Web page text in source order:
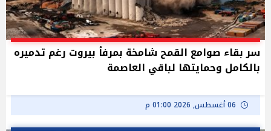
سر بقاء صوامع القمح شامخة بمرفأ بيروت رغم تدميره
بالكامل وحمايتها لباقي العاصمة
06 أغسطس, 2026 01:00 م